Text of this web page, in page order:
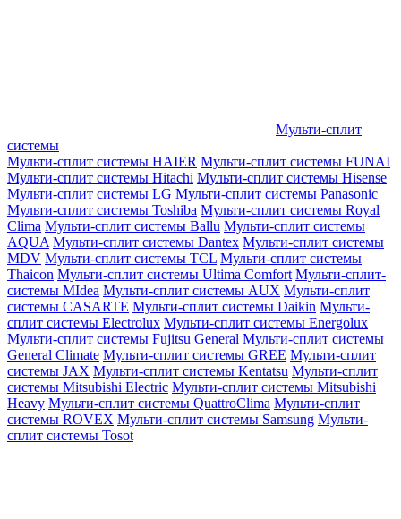
Мульти-сплит
системы
Мульти-сплит системы HAIER Мульти-сплит системы FUNAI
Мульти-сплит системы Hitachi Мульти-сплит системы Hisense
Мульти-сплит системы LG Мульти-сплит системы Panasonic
Мульти-сплит системы Toshiba Мульти-сплит системы Royal
Clima Мульти-сплит системы Ballu Мульти-сплит системы
AQUA Мульти-сплит системы Dantex Мульти-сплит системы
MDV Мульти-сплит системы TCL Мульти-сплит системы
Thaicon Мульти-сплит системы Ultima Comfort Мульти-сплит-
системы MIdea Мульти-сплит системы AUX Мульти-сплит
системы CASARTE Мульти-сплит системы Daikin Мульти-
сплит системы Electrolux Мульти-сплит системы Energolux
Мульти-сплит системы Fujitsu General Мульти-сплит системы
General Climate Мульти-сплит системы GREE Мульти-сплит
системы JAX Мульти-сплит системы Kentatsu Мульти-сплит
системы Mitsubishi Electric Мульти-сплит системы Mitsubishi
Heavy Мульти-сплит системы QuattroClima Мульти-сплит
системы ROVEX Мульти-сплит системы Samsung Мульти-
сплит системы Tosot